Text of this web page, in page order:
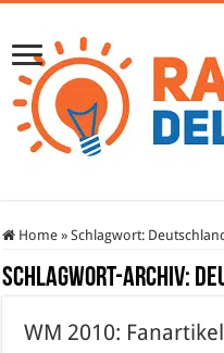
Home » Schlagwort:
Schlagwort-Archiv:
WM 2010: